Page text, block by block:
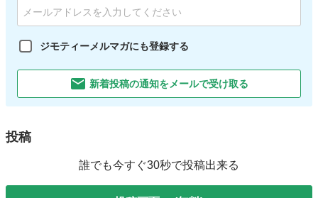
ジモティーメルマガにも登録する
新着投稿の通知をメールで受け取る
投稿
誰でも今すぐ30秒で投稿出来る